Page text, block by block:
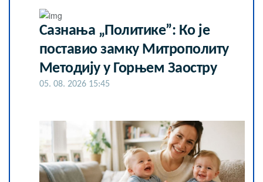
Сазнања „Политике”: Ко је
поставио замку Митрополиту
Методију у Горњем Заостру
05. 08. 2026 15:45